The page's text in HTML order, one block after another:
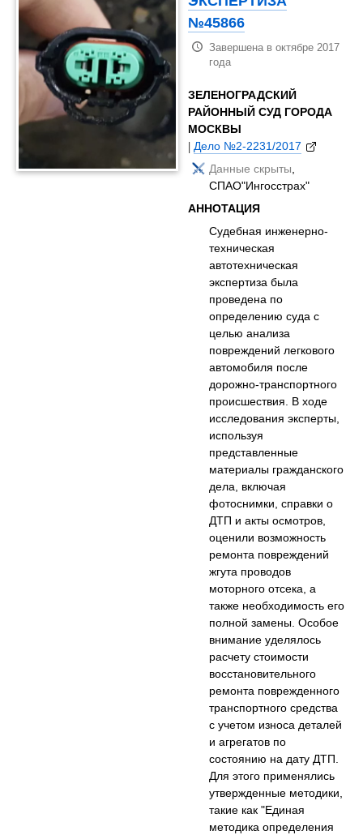
№45866
Завершена в октябре 2017
года
ЗЕЛЕНОГРАДСКИЙ
РАЙОННЫЙ СУД ГОРОДА
МОСКВЫ
|Дело №2-2231/2017
Данные скрыты,
СПАО"Ингосстрах"
АННОТАЦИЯ
Судебная инженерно-
техническая
автотехническая
экспертиза была
проведена по
определению суда с
целью анализа
повреждений легкового
автомобиля после
дорожно-транспортного
происшествия. В ходе
исследования эксперты,
используя
представленные
материалы гражданского
дела, включая
фотоснимки, справки о
ДТП и акты осмотров,
оценили возможность
ремонта повреждений
жгута проводов
моторного отсека, а
также необходимость его
полной замены. Особое
внимание уделялось
расчету стоимости
восстановительного
ремонта поврежденного
транспортного средства
с учетом износа деталей
и агрегатов по
состоянию на дату ДТП.
Для этого применялись
утвержденные методики,
такие как "Единая
методика определения